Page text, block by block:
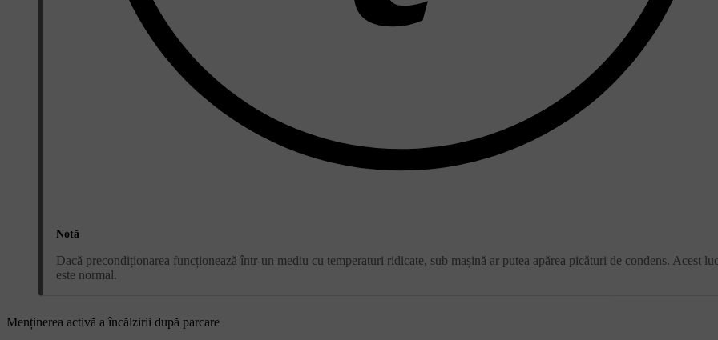
Notă
Dacă precondiționarea funcționează într-un mediu cu temperaturi ridicate, sub mașină ar putea apărea picături de condens. Acest
este normal.
Menținerea activă a încălzirii după parcare